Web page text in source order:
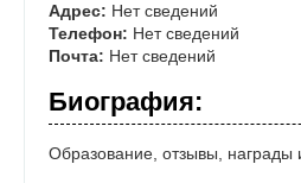
Адрес: Нет сведений
Телефон: Нет сведений
Почта: Нет сведений
Биография:
Образование, отзывы, награды